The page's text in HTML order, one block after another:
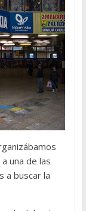
una de las
a buscar la